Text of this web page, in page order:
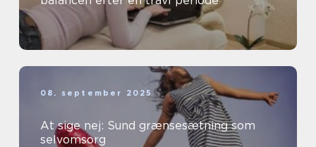
08. september 2025
At sige nej: Sund grænsesætning som
selvomsorg